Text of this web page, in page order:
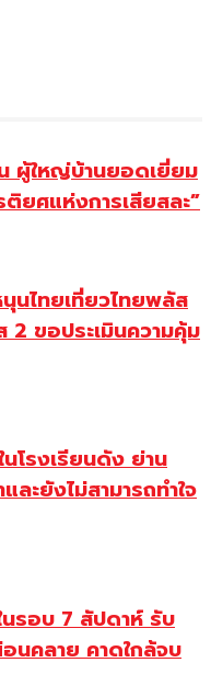
ผู้ใหญ่บ้านยอดเยี่ยม
ยศแห่งการเสียสละ”
นไทยเที่ยวไทยพลัส
2 ขอประเมินความคุ้ม
โรงเรียนดัง ย่าน
ละยังไม่สามารถทำใจ
รอบ 7 สัปดาห์ รับ
นคลาย คาดใกล้จบ